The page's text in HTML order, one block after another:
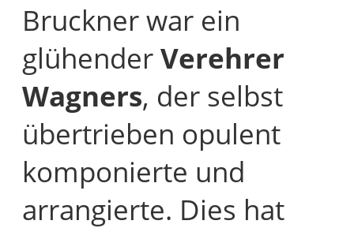
Bruckner war ein
glühenderVerehrer
Wagners, der selbst
übertrieben opulent
komponierte und
arrangierte. Dies hat